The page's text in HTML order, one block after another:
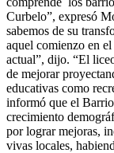
Curbelo”, expresó
sabemos de su
aquel comienzo en
actual”, dijo. “El
de mejorar
educativas como
informó que el
crecimiento
por lograr mejoras,
vivas locales,